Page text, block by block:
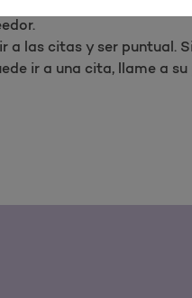
a las citas y ser puntual.
ir a una cita, llame a su